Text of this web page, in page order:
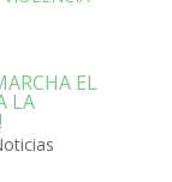
EL
LA